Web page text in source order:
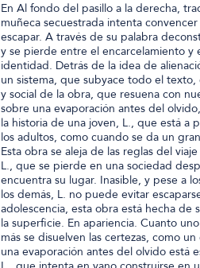
En Al fondo del pasillo a la derecha,
muñeca secuestrada intenta
escapar. A través de su palabra
y se pierde entre el encarcelamiento y
identidad. Detrás de la idea de
un sistema, que subyace todo el
y social de la obra, que resuena con
sobre una evaporación antes del
la historia de una joven, L., que está a
los adultos, como cuando se da un
Esta obra se aleja de las reglas del
L., que se pierde en una sociedad
encuentra su lugar. Inasible, y pese a
los demás, L. no puede evitar
adolescencia, esta obra está hecha de
la superficie. En apariencia. Cuanto
más se disuelven las certezas, como
una evaporación antes del olvido está